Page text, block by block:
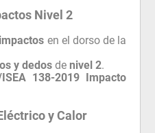
Nivel 2
en el dorso de la
y dedos de nivel 2.
ISEA 138-2019 Impacto
y Calor